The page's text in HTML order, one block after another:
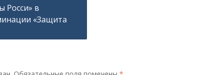
Росси» в
«Защита